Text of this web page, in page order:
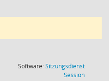
Software:Sitzungsdienst
Session(Wird in